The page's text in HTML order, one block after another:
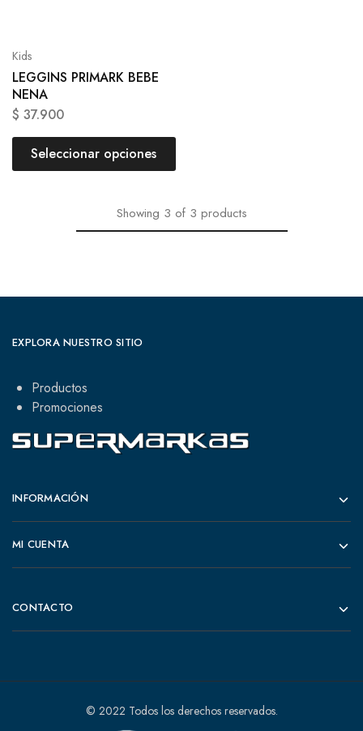
Kids
LEGGINS PRIMARK BEBE
NENA
$ 37.900
Seleccionar opciones
Showing 3 of 3 products
EXPLORA NUESTRO SITIO
Productos
Promociones
INFORMACIÓN
MI CUENTA
CONTACTO
© 2022 Todos los derechos reservados.